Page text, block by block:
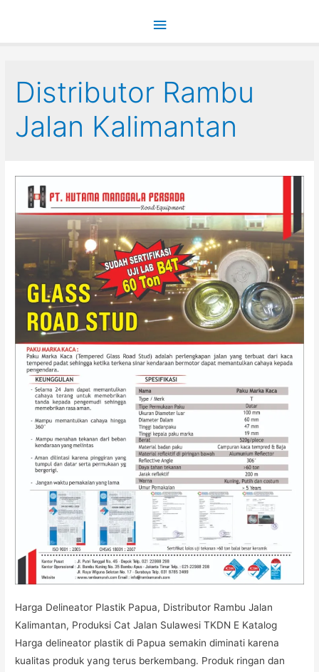
Main
Distributor Rambu
Jalan Kalimantan
Harga Delineator Plastik Papua, Distributor Rambu Jalan
Kalimantan, Produksi Cat Jalan Sulawesi TKDN E Katalog
Harga delineator plastik di Papua semakin diminati karena
kualitas produk yang terus berkembang. Produk ringan dan